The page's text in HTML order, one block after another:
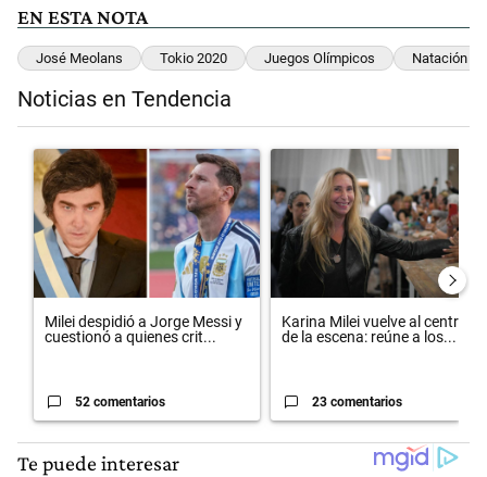
EN ESTA NOTA
José Meolans Tokio 2020 Juegos Olímpicos Natación
Noticias en Tendencia
Un artículo de tendencia con el título "Milei despidió a Jorge Messi
Milei despidió a Jorge Messi y
cuestionó a quienes crit...
52 comentarios
Un artículo de tendencia con el
Karina Milei vuelve al centro
de la escena: reúne a los...
23 comentarios